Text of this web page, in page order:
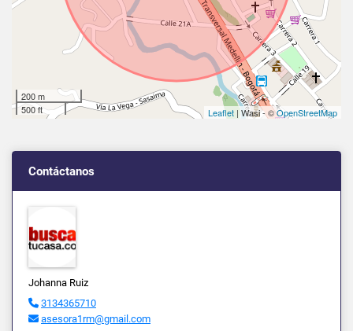
200 m
500 ft
Leaflet | Wasi - ©OpenStreetMap
Contáctanos
Johanna Ruiz
3134365710
asesora1rm@gmail.com